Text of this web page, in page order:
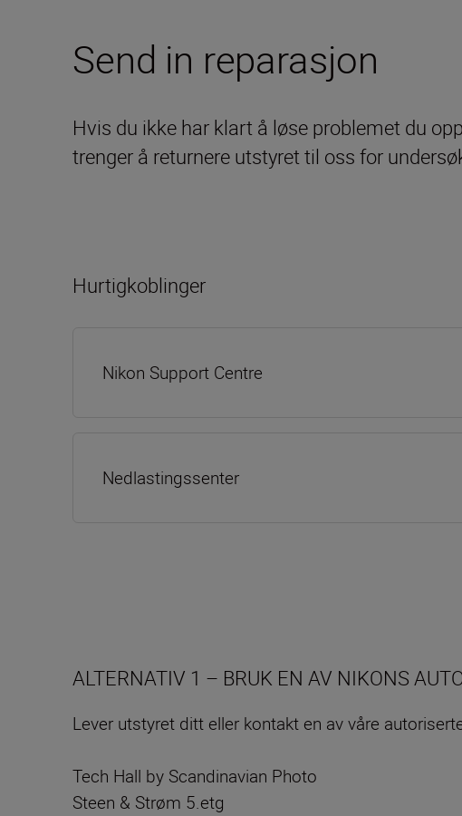
Hurtigkoblinger
Nikon Support Centre
Nedlastingssenter
Send in reparasjon
Hvis du ikke har klart å løse problemet du
trenger å returnere utstyret til oss for
ALTERNATIV 1 – BRUK EN AV NIKONS
Lever utstyret ditt eller kontakt en av våre
Tech Hall by Scandinavian Photo
Steen & Strøm 5.etg